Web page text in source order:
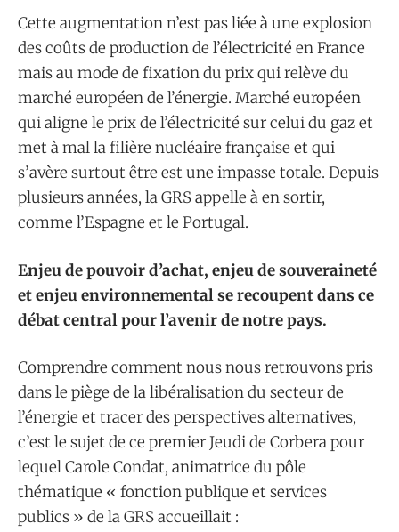
Cette augmentation n’est pas liée à une explosion
des coûts de production de l’électricité en France
mais au mode de fixation du prix qui relève du
marché européen de l’énergie. Marché européen
qui aligne le prix de l’électricité sur celui du gaz et
met à mal la filière nucléaire française et qui
s’avère surtout être est une impasse totale. Depuis
plusieurs années, la GRS appelle à en sortir,
comme l’Espagne et le Portugal.
Enjeu de pouvoir d’achat, enjeu de souveraineté
et enjeu environnemental se recoupent dans ce
débat central pour l’avenir de notre pays.
Comprendre comment nous nous retrouvons pris
dans le piège de la libéralisation du secteur de
l’énergie et tracer des perspectives alternatives,
c’est le sujet de ce premier Jeudi de Corbera pour
lequel Carole Condat, animatrice du pôle
thématique « fonction publique et services
publics » de la GRS accueillait :